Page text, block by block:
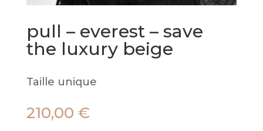
pull – everest – save
the luxury beige
Taille unique
210,00 €